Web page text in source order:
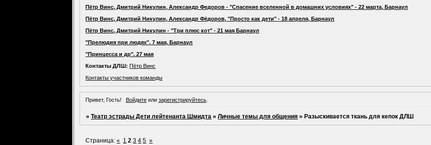
Пётр Винс, Дмитрий Никулин, Александр Федоров - "Спасение вселенной в домашних условиях" - 22 марта, Барнаул
Пётр Винс, Дмитрий Никулин, Александр Фёдоров, "Просто как дети" - 18 апреля, Барнаул
Пётр Винс, Дмитрий Никулин - "Три плюс кот" - 21 мая Барнаул
"Прелюдия при людях". 7 мая, Барнаул
"Принцесса и др". 27 мая
Контакты ДЛШ: Пётр Винс
Контакты участников команды
Привет, Гость! Войдитеили зарегистрируйтесь.
»Театр эстрады Дети лейтенанта Шмидта »Личные темы для общения » Разыскивается ткань для кепок ДЛШ
Страница:« 1 2 3 4 5 »